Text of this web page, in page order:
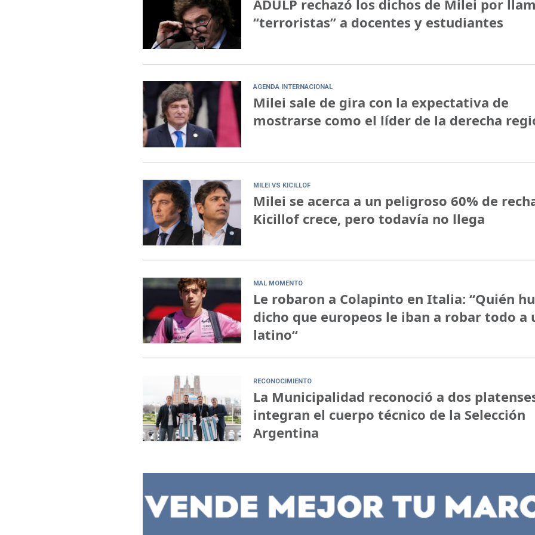
ADULP rechazó los dichos de Milei por
“terroristas” a docentes y estudiantes
AGENDA INTERNACIONAL
Milei sale de gira con la expectativa de
mostrarse como el líder de la derecha
MILEI VS KICILLOF
Milei se acerca a un peligroso 60% de
Kicillof crece, pero todavía no llega
MAL MOMENTO
Le robaron a Colapinto en Italia: “Quién
dicho que europeos le iban a robar todo a
latino“
RECONOCIMIENTO
La Municipalidad reconoció a dos
integran el cuerpo técnico de la Selección
Argentina